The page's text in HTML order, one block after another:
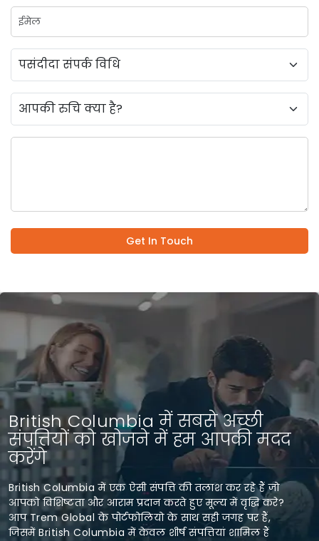
Get In Touch
British Columbia में सबसे अच्छी
संपत्तियों को खोजने में हम आपकी मदद
करेंगे
British Columbia में एक ऐसी संपत्ति की तलाश कर रहे हैं जो
आपको विशिष्टता और आराम प्रदान करते हुए मूल्य में वृद्धि करे?
आप Trem Global के पोर्टफोलियो के साथ सही जगह पर हैं,
जिसमें British Columbia में केवल शीर्ष संपत्तियां शामिल हैं